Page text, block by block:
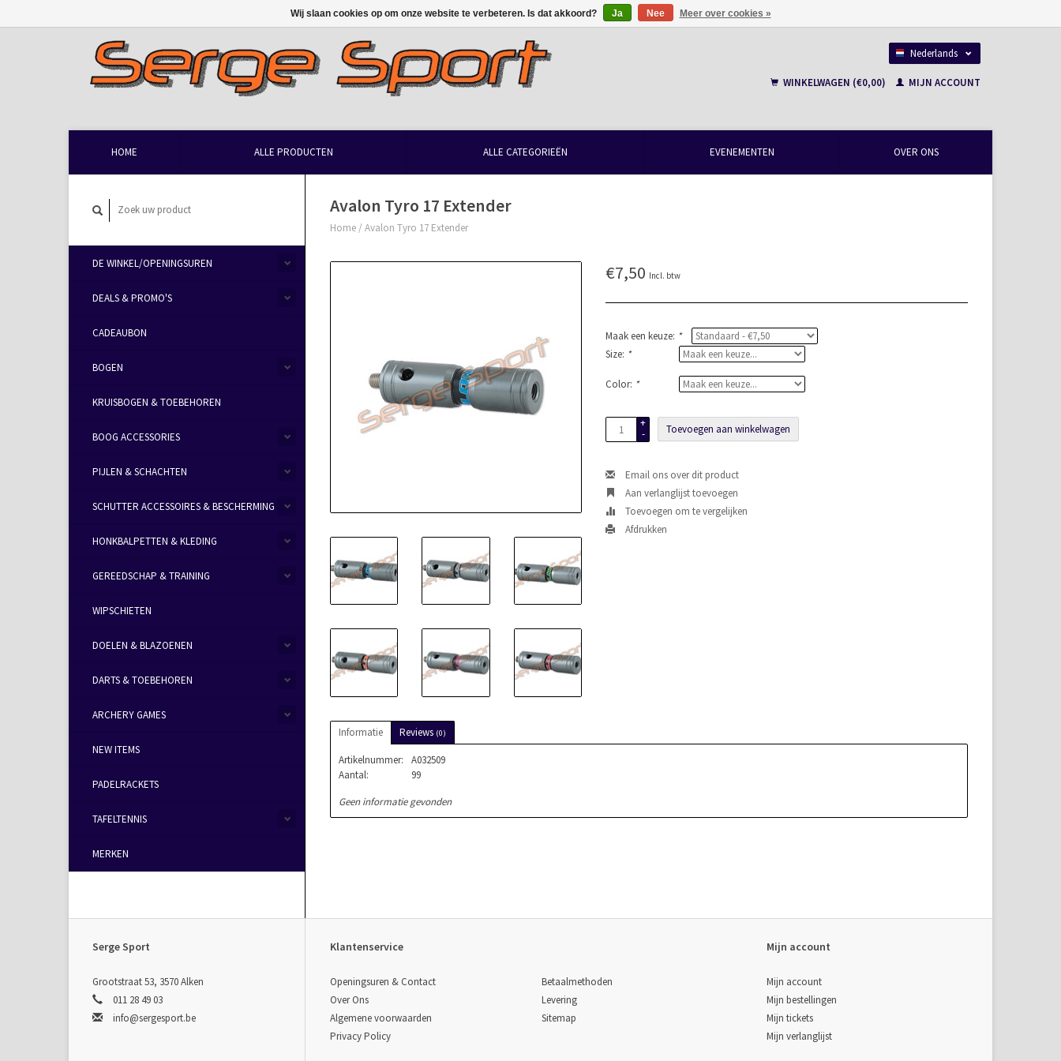
Nederlands
WINKELWAGEN (€0,00)
MIJN ACCOUNT
HOME ALLE PRODUCTEN ALLE CATEGORIEËN EVENEMENTEN OVER ONS
DE WINKEL/OPENINGSUREN
DEALS & PROMO'S
CADEAUBON
BOGEN
KRUISBOGEN & TOEBEHOREN
BOOG ACCESSORIES
PIJLEN & SCHACHTEN
SCHUTTER ACCESSOIRES & BESCHERMING
HONKBALPETTEN & KLEDING
GEREEDSCHAP & TRAINING
WIPSCHIETEN
DOELEN & BLAZOENEN
DARTS & TOEBEHOREN
ARCHERY GAMES
NEW ITEMS
PADELRACKETS
TAFELTENNIS
MERKEN
Avalon Tyro 17 Extender
Home / Avalon Tyro 17 Extender
€7,50 Incl. btw
Maak een keuze: *
Size: *
Color: *
+
-
Toevoegen aan winkelwagen
Email ons over dit product
Aan verlanglijst toevoegen
Toevoegen om te vergelijken
Afdrukken
Informatie Reviews (0)
Artikelnummer:
A032509
Aantal:
99
Geen informatie gevonden
Serge Sport
Grootstraat 53, 3570 Alken
011 28 49 03
info@sergesport.be
Klantenservice
Openingsuren & Contact
Over Ons
Algemene voorwaarden
Privacy Policy
Betaalmethoden
Levering
Sitemap
Mijn account
Mijn account
Mijn bestellingen
Mijn tickets
Mijn verlanglijst
Wij slaan cookies op om onze website te verbeteren. Is dat akkoord? Ja Nee Meer over cookies »